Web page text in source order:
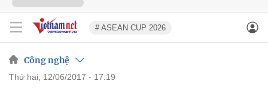
# ASEAN CUP 2026
Công nghệ
thứ hai, 12/06/2017 - 17:19